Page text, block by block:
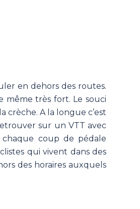
en dehors des routes.
même très fort. Le souci
crèche. A la longue c’est
sur un VTT avec
coup de pédale
qui vivent dans des
des horaires auxquels